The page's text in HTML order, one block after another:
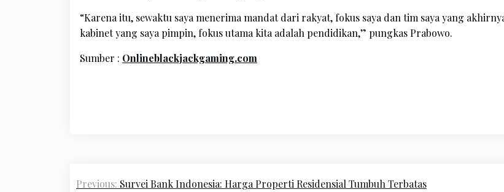
“Karena itu, sewaktu saya menerima mandat dari rakyat, fokus saya dan tim saya yang
kabinet yang saya pimpin, fokus utama kita adalah pendidikan,” pungkas Prabowo.
Sumber : Onlineblackjackgaming.com
Post
Previous: Survei Bank Indonesia: Harga Properti Residensial Tumbuh Terbatas